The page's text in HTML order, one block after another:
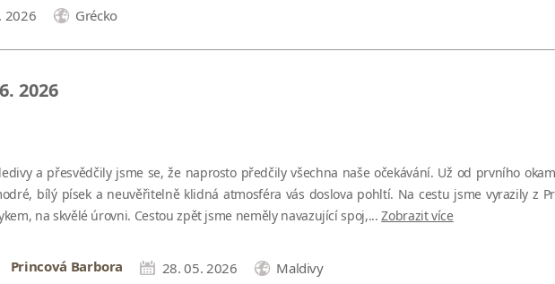
2026 Grécko
2026
a přesvědčily jsme se, že naprosto předčily všechna naše očekávání. Už od prvního
bílý písek a neuvěřitelně klidná atmosféra vás doslova pohltí. Na cestu jsme vyrazily z
na skvělé úrovni. Cestou zpět jsme neměly navazující spoj,...Zobrazit více
Princová Barbora 28. 05. 2026 Maldivy